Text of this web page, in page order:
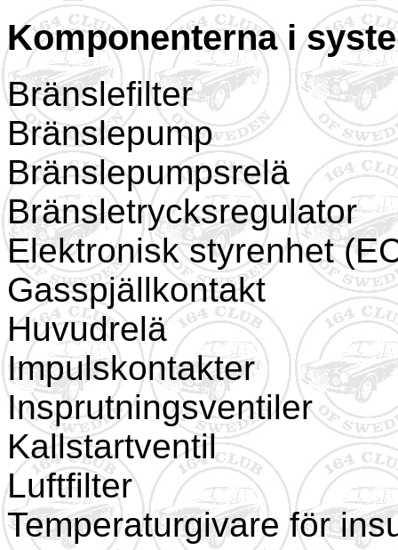
Komponenterna i
Bränslefilter
Bränslepump
Bränslepumpsrelä
Bränsletrycksregulator
Elektronisk styrenhet
Gasspjällkontakt
Huvudrelä
Impulskontakter
Insprutningsventiler
Kallstartventil
Luftfilter
Temperaturgivare för